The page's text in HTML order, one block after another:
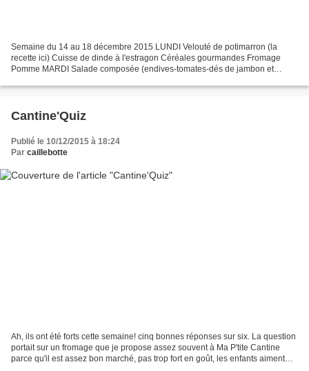
Semaine du 14 au 18 décembre 2015 LUNDI Velouté de potimarron (la
recette ici) Cuisse de dinde à l'estragon Céréales gourmandes Fromage
Pomme MARDI Salade composée (endives-tomates-dés de jambon et
Cantine'Quiz
Publié le 10/12/2015 à 18:24
Par caillebotte
Ah, ils ont été forts cette semaine! cinq bonnes réponses sur six. La question
portait sur un fromage que je propose assez souvent à Ma P'tite Cantine
parce qu'il est assez bon marché, pas trop fort en goût, les enfants aiment